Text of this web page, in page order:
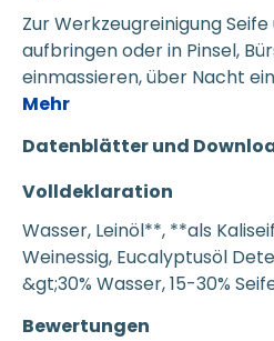
Zur Werkzeugreinigung
aufbringen oder in Pinsel,
einmassieren, über Nacht
Mehr
Datenblätter und
Volldeklaration
Wasser, Leinöl**, **als
Weinessig, Eucalyptusöl
&gt;30% Wasser, 15-30%
Bewertungen